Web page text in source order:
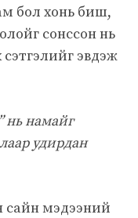
бол хонь биш,
сонссон нь
эвдэж
нь намайг
удирдан
мэдээний